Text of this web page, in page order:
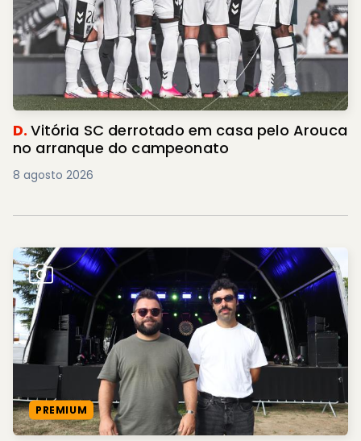
D.Vitória SC derrotado em casa pelo Arouca
no arranque do campeonato
8 agosto 2026
PREMIUM